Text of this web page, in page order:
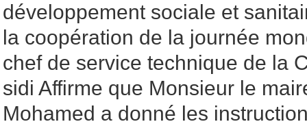
développement sociale et
la coopération de la journée
chef de service technique de la
sidi Affirme que Monsieur le
Mohamed a donné les